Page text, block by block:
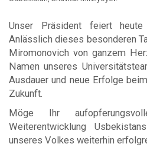
Unser Präsident feiert heute
Anlässlich dieses besonderen
Miromonovich von ganzem
Namen unseres
Ausdauer und neue Erfolge
Zukunft.
Möge Ihr
Weiterentwicklung
unseres Volkes weiterhin